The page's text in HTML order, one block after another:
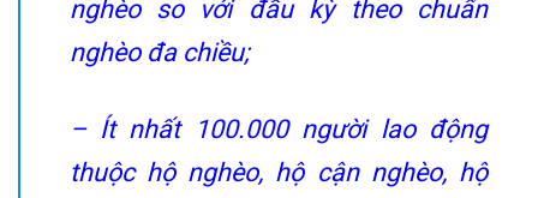
nghèo so với đầu kỳ theo chuẩn
nghèo đa chiều;
– Ít nhất 100.000 người lao động
thuộc hộ nghèo, hộ cận nghèo, hộ